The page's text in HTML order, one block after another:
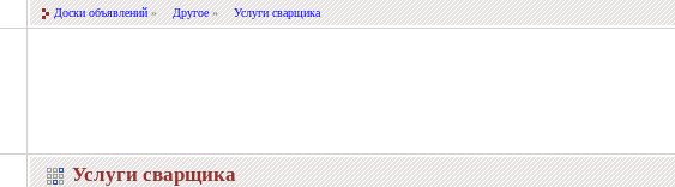
Доски объявлений» Другое» Услуги сварщика
Услуги сварщика